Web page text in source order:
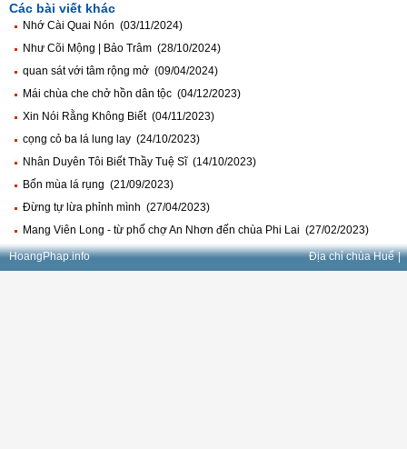
Các bài viết khác
Nhớ Cài Quai Nón (03/11/2024)
Như Cõi Mộng | Bảo Trâm (28/10/2024)
quan sát với tâm rộng mở (09/04/2024)
Mái chùa che chở hồn dân tộc (04/12/2023)
Xin Nói Rằng Không Biết (04/11/2023)
cọng cỏ ba lá lung lay (24/10/2023)
Nhân Duyên Tôi Biết Thầy Tuệ Sĩ (14/10/2023)
Bốn mùa lá rụng (21/09/2023)
Đừng tự lừa phỉnh mình (27/04/2023)
Mang Viên Long - từ phố chợ An Nhơn đến chùa Phi Lai (27/02/2023)
HoangPhap.info Địa chỉ chùa Huế |